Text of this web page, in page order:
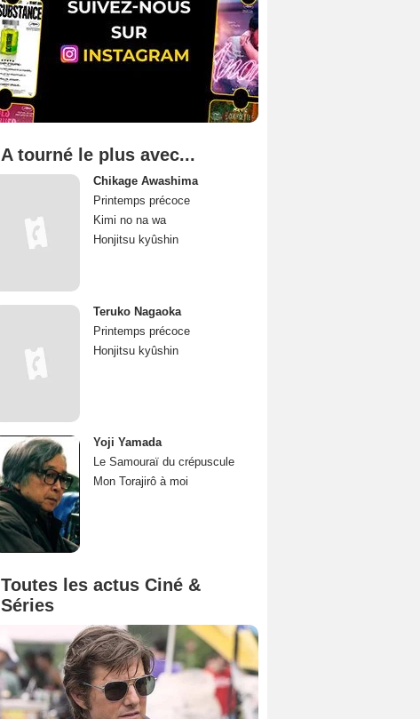
A tourné le plus avec...
Chikage Awashima
Printemps précoce
Kimi no na wa
Honjitsu kyûshin
Teruko Nagaoka
Printemps précoce
Honjitsu kyûshin
Yoji Yamada
Le Samouraï du crépuscule
Mon Torajirô à moi
Toutes les actus Ciné &
Séries